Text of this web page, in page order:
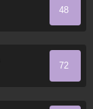
48
72